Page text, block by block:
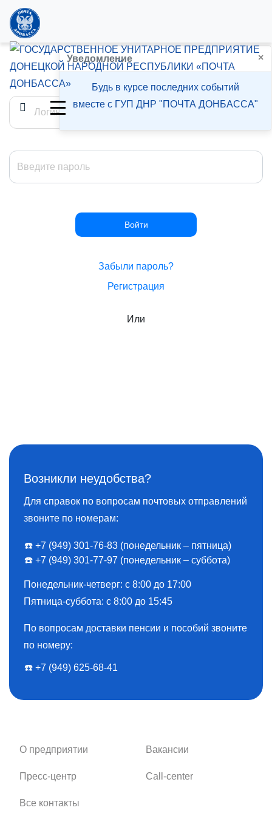
Войти
Забыли пароль?
Регистрация
Или
Возникли неудобства?
Для справок по вопросам почтовых отправлений
звоните по номерам:
☎️ +7 (949) 301-76-83 (понедельник – пятница)
☎️ +7 (949) 301-77-97 (понедельник – суббота)
Понедельник-четверг: с 8:00 до 17:00
Пятница-суббота: с 8:00 до 15:45
По вопросам доставки пенсии и пособий звоните
по номеру:
☎️ ️+7 (949) 625-68-41
О предприятии Вакансии
Пресс-центр Call-center
Все контакты
Уведомление ×
Будь в курсе последних событий
вместе с ГУП ДНР "ПОЧТА ДОНБАССА"